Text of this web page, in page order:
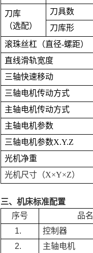
刀库
（选配）
刀具数
刀库形
滚珠丝杠（直径-螺距）
直线滑轨宽度
三轴快速移动
三轴电机传动方式
主轴电机传动方式
主轴电机参数
三轴电机参数X.Y.Z
光机净重
光机尺寸（X×Y×Z）
三、机床标准配置
序号
品名
1.
控制器
2.
主轴电机